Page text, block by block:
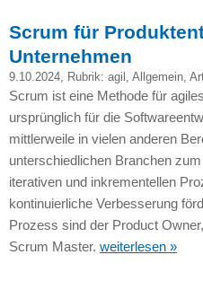
Scrum für
Unternehmen
9.10.2024, Rubrik: agil Allgemein,
Scrum ist eine Methode für
ursprünglich für die
mittlerweile in vielen anderen
unterschiedlichen Branchen
iterativen und inkrementellen
kontinuierliche Verbesserung
Prozess sind der Product
Scrum Master. weiterlesen »